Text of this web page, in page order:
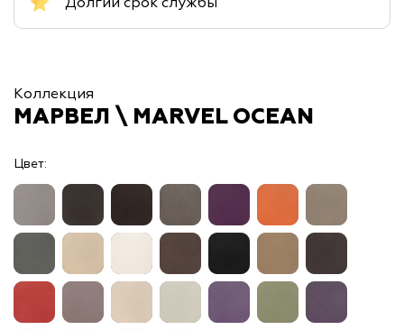
Коллекция
МАРВЕЛ \ MARVEL OCEAN
Цвет: